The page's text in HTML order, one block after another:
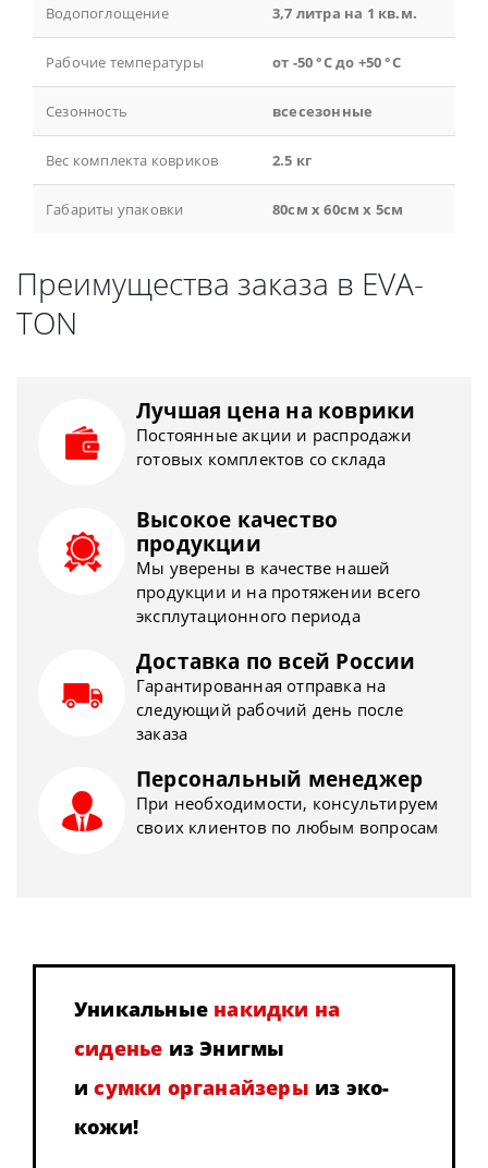
Водопоглощение 3,7 литра на 1 кв.м.
Рабочие температуры от -50 °С до +50 °С
Сезонность всесезонные
Вес комплекта ковриков 2.5 кг
Габариты упаковки 80см x 60см x 5см
Преимущества заказа в EVA-
TON
Лучшая цена на коврики
Постоянные акции и распродажи
готовых комплектов со склада
Высокое качество
продукции
Мы уверены в качестве нашей
продукции и на протяжении всего
эксплутационного периода
Доставка по всей России
Гарантированная отправка на
следующий рабочий день после
заказа
Персональный менеджер
При необходимости, консультируем
своих клиентов по любым вопросам
Уникальные накидки на
сиденье из Энигмы
исумки органайзеры из эко-
кожи!